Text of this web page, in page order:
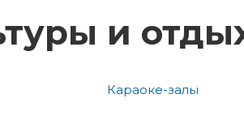
и
Караоке-залы